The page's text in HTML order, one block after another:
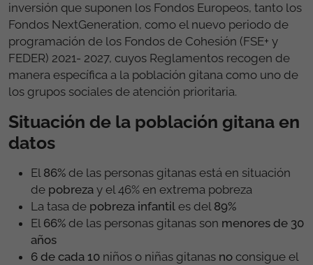
inversión que suponen los Fondos Europeos, tanto los
Fondos NextGeneration, como el nuevo periodo de
programación de los Fondos de Cohesión (FSE+ y
FEDER) 2021- 2027, cuyos Reglamentos recogen de
manera específica a la población gitana como uno de
los grupos sociales de atención prioritaria.
Situación de la población gitana en
datos
El 86% de las personas gitanas está en situación
de pobreza y el 46% en extrema pobreza
La tasa de pobreza infantil es del 89%
El 66% de las personas gitanas son menores de 30
años
6 de cada 10 niños o niñas gitanas no consigue el